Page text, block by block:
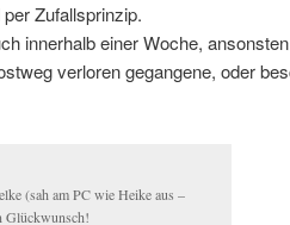
Zufallsprinzip.
innerhalb einer Woche,
verloren gegangene, oder
(sah am PC wie Heike aus –
Glückwunsch!